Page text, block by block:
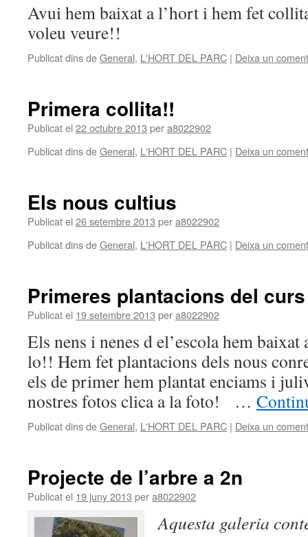
Avui hem baixat a l’hort i hem fet
voleu veure!!
Publicat dins deGeneral, L'HORT DEL PARC | Deixa un
Primera collita!!
Publicat el 22 octubre 2013 pera8022902
Publicat dins deGeneral, L'HORT DEL PARC | Deixa un
Els nous cultius
Publicat el 26 setembre 2013 pera8022902
Publicat dins deGeneral, L'HORT DEL PARC | Deixa un
Primeres plantacions del curs
Publicat el 19 setembre 2013 pera8022902
Els nens i nenes d el’escola hem
lo!! Hem fet plantacions dels nous
els de primer hem plantat enciams i
nostres fotos clica a la foto! …
Publicat dins deGeneral, L'HORT DEL PARC | Deixa un
Projecte de l’arbre a 2n
Publicat el 19 juny 2013 pera8022902
Aquesta galeria